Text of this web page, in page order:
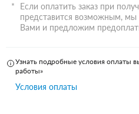
Если оплатить заказ при
представится возможным, мы
Вами и предложим
Узнать подробные условия оплаты
работы»
Условия оплаты